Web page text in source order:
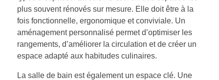
plus souvent rénovés sur mesure. Elle doit être à la
fois fonctionnelle, ergonomique et conviviale. Un
aménagement personnalisé permet d’optimiser les
rangements, d’améliorer la circulation et de créer un
espace adapté aux habitudes culinaires.
La salle de bain est également un espace clé. Une